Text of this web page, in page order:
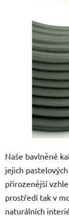
Naše bavlněné
jejich
přirozenější
prostředí tak v
naturálních
hvězdiček.